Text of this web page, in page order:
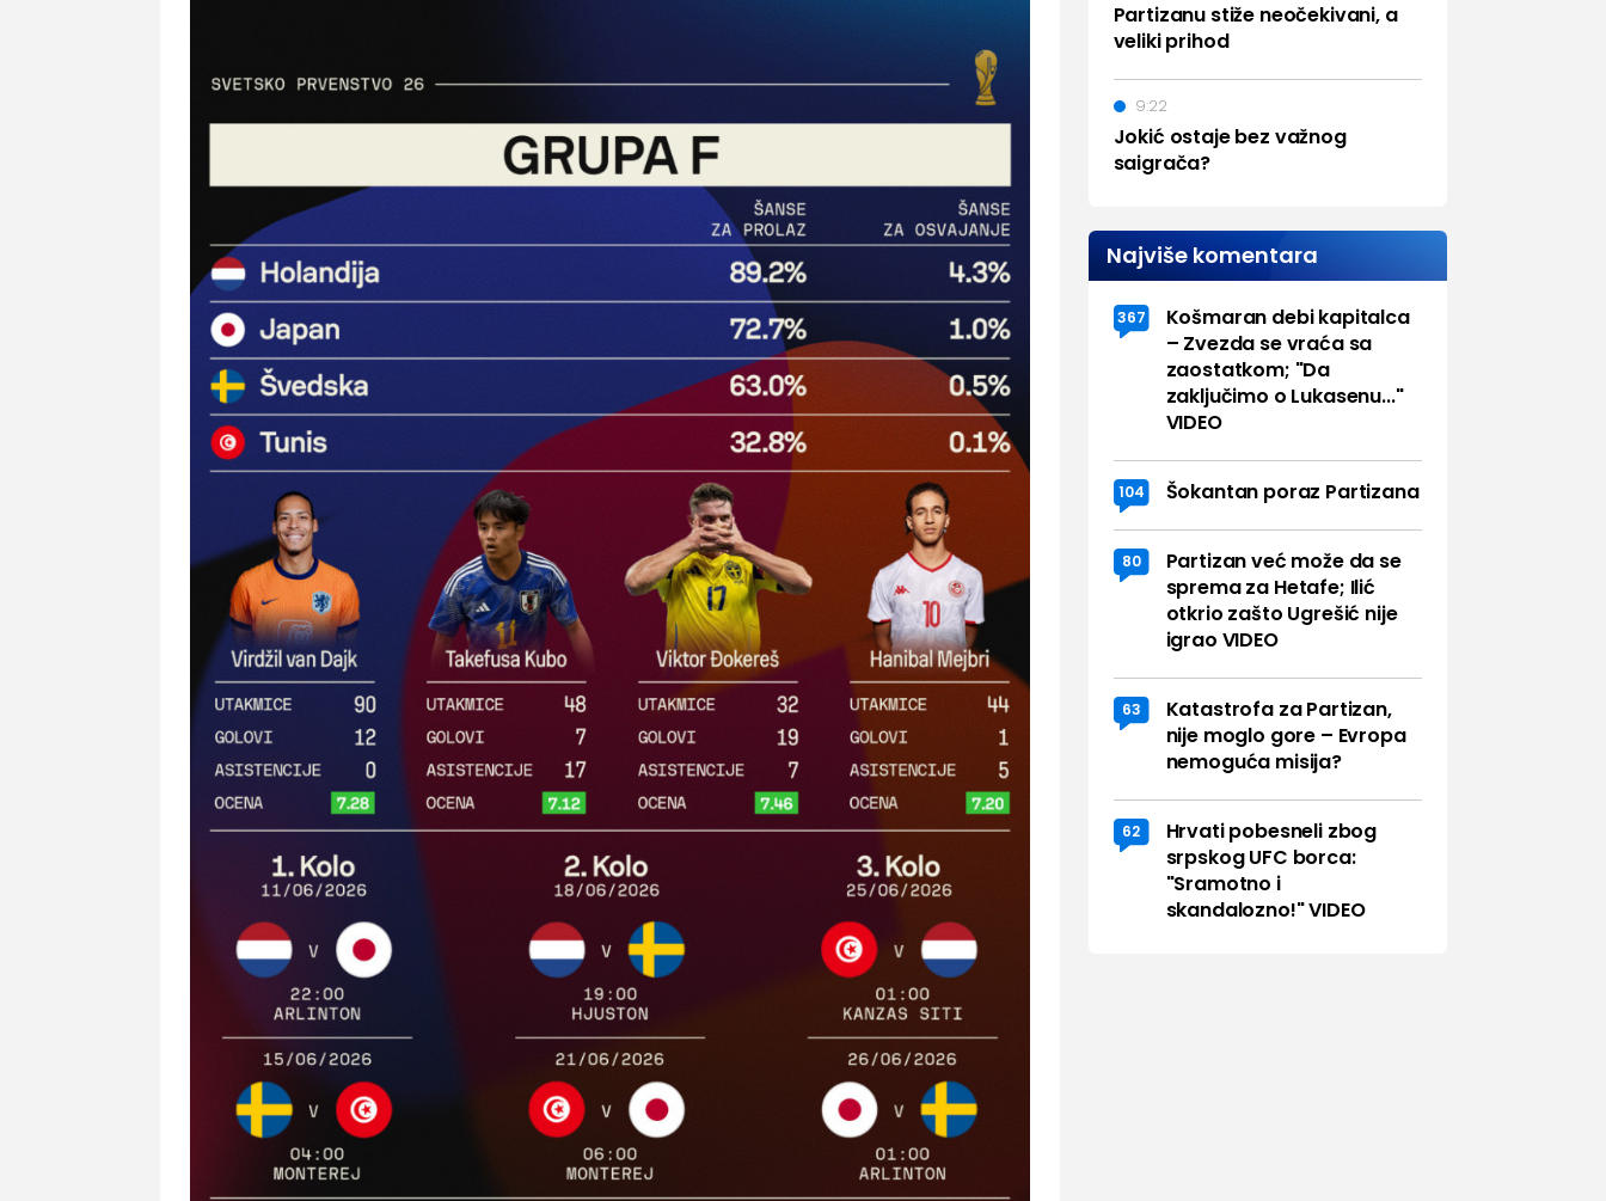
Partizanu stiže neočekivani, a
veliki prihod
Jokić ostaje bez važnog
saigrača?
9:22
Najviše komentara
367
Košmaran debi kapitalca
– Zvezda se vraća sa
zaostatkom; "Da
zaključimo o Lukasenu..."
VIDEO
104 Šokantan poraz Partizana
80
Partizan već može da se
sprema za Hetafe; Ilić
otkrio zašto Ugrešić nije
igrao VIDEO
63
Katastrofa za Partizan,
nije moglo gore – Evropa
nemoguća misija?
62
Hrvati pobesneli zbog
srpskog UFC borca:
"Sramotno i
skandalozno!" VIDEO